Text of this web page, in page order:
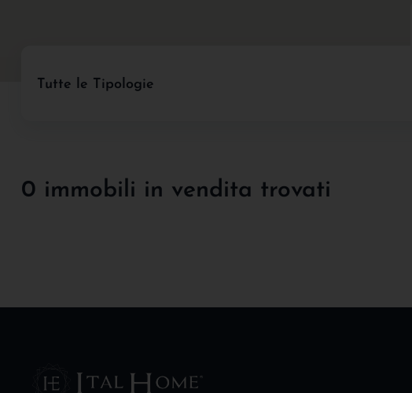
Tutte le Tipologie
0 immobili in vendita trovati